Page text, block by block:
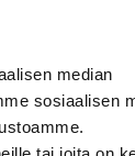
median
sosiaalisen